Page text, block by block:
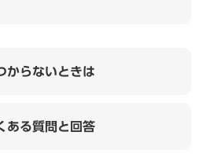
からないときは
ある質問と回答